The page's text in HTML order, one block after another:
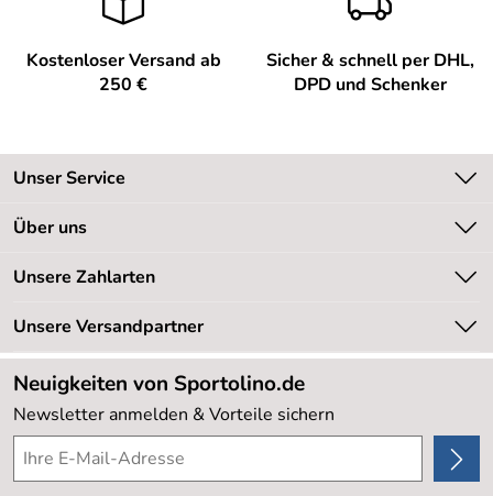
Kostenloser Versand ab
250 €
Sicher & schnell per DHL,
DPD und Schenker
Unser Service
Kontakt
Newsletter
Retourenabwicklung
Lieferbedingungen
Kundenlogin
Über uns
Unsere Bestseller
Neu
Sale %
Kundenbewertungen (20.178)
4,8/5*****
Unsere Zahlarten
Unsere Versandpartner
Neuigkeiten von Sportolino.de
Newsletter anmelden & Vorteile sichern